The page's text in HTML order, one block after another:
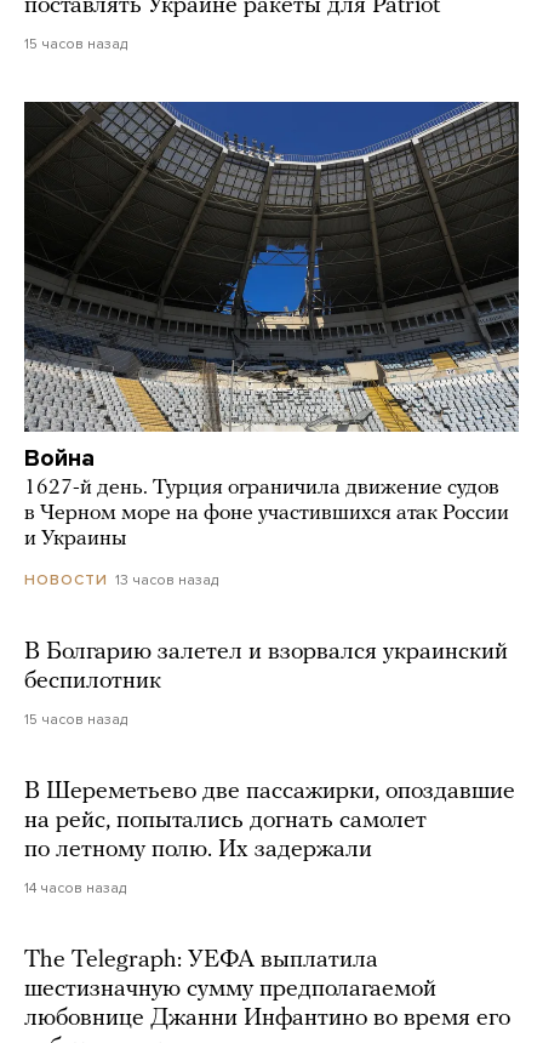
поставлять Украине ракеты для Patriot
15 часов назад
Война
1627-й день. Турция ограничила движение судов
в Черном море на фоне участившихся атак России
и Украины
НОВОСТИ 13 часов назад
В Болгарию залетел и взорвался украинский
беспилотник
15 часов назад
В Шереметьево две пассажирки, опоздавшие
на рейс, попытались догнать самолет
по летному полю. Их задержали
14 часов назад
The Telegraph: УЕФА выплатила
шестизначную сумму предполагаемой
любовнице Джанни Инфантино во время его